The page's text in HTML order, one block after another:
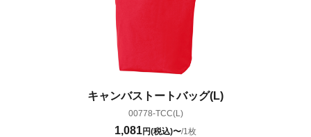
キャンバストートバッグ(L)
00778-TCC(L)
1,081円(税込)〜/1枚